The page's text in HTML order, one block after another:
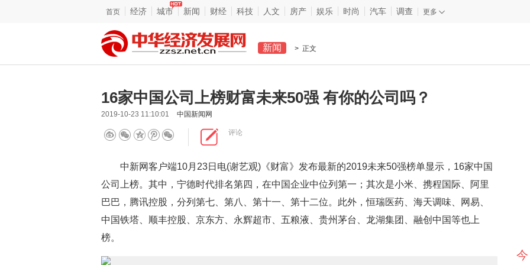
首页 经济 城市 新闻 财经 科技 人文 房产 娱乐 时尚 汽车 调查 更多
新闻 > 正文
16家中国公司上榜财富未来50强 有你的公司吗？
2019-10-23 11:10:01 中国新闻网
评论
中新网客户端10月23日电(谢艺观)《财富》发布最新的2019未来50强榜单显示，16家中国
公司上榜。其中，宁德时代排名第四，在中国企业中位列第一；其次是小米、携程国际、阿里
巴巴，腾讯控股，分列第七、第八、第十一、第十二位。此外，恒瑞医药、海天调味、网易、
中国铁塔、顺丰控股、京东方、永辉超市、五粮液、贵州茅台、龙湖集团、融创中国等也上
榜。